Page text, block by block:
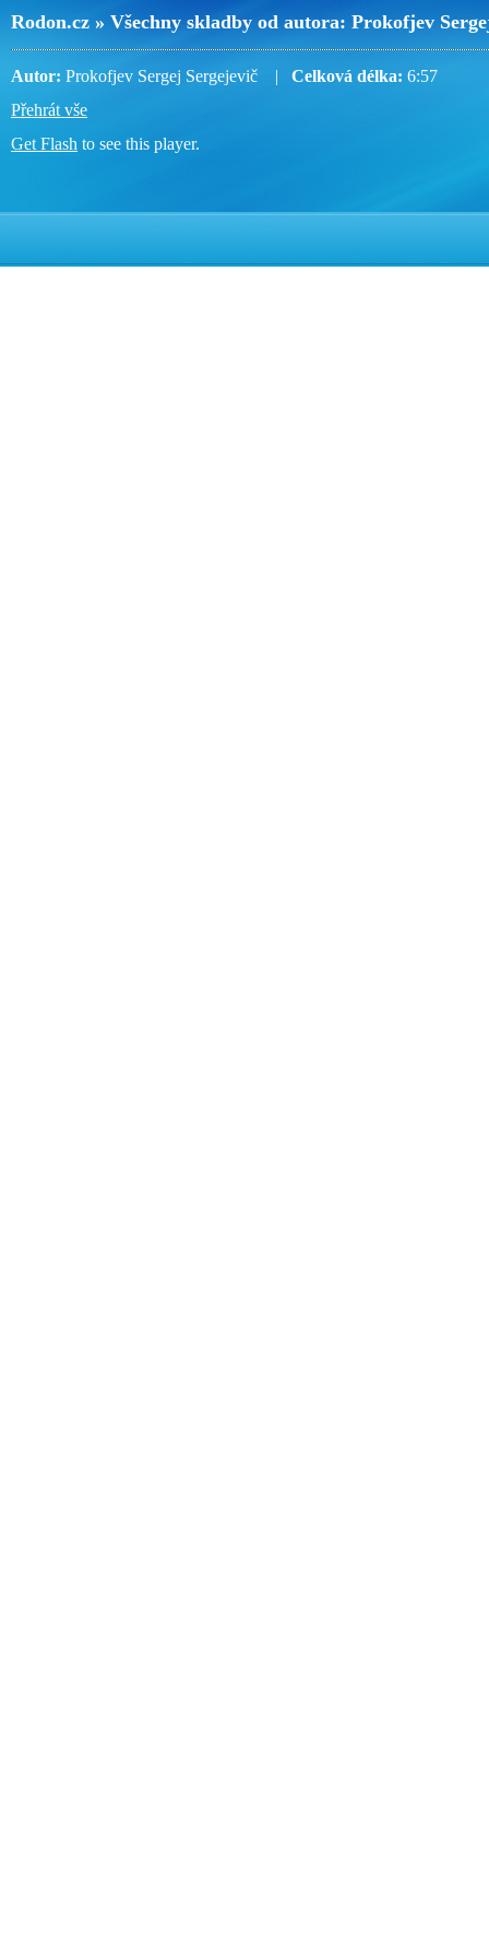
Rodon.cz » Všechny skladby od autora: Prokofjev
Autor: Prokofjev Sergej Sergejevič | Celková délka: 6:57
Přehrát vše
Get Flash to see this player.